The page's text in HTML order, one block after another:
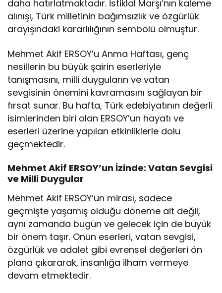
daha hatırlatmaktadır. İstiklal Marşı’nın kaleme
alınışı, Türk milletinin bağımsızlık ve özgürlük
arayışındaki kararlılığının sembolü olmuştur.
Mehmet Akif ERSOY’u Anma Haftası, genç
nesillerin bu büyük şairin eserleriyle
tanışmasını, milli duyguların ve vatan
sevgisinin önemini kavramasını sağlayan bir
fırsat sunar. Bu hafta, Türk edebiyatının değerli
isimlerinden biri olan ERSOY’un hayatı ve
eserleri üzerine yapılan etkinliklerle dolu
geçmektedir.
Mehmet Akif ERSOY’un İzinde: Vatan Sevgisi
ve Milli Duygular
Mehmet Akif ERSOY’un mirası, sadece
geçmişte yaşamış olduğu döneme ait değil,
aynı zamanda bugün ve gelecek için de büyük
bir önem taşır. Onun eserleri, vatan sevgisi,
özgürlük ve adalet gibi evrensel değerleri ön
plana çıkararak, insanlığa ilham vermeye
devam etmektedir.